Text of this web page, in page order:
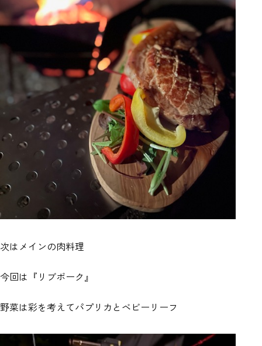
次はメインの肉料理
今回は『リブポーク』
野菜は彩を考えてパプリカとベビーリーフ